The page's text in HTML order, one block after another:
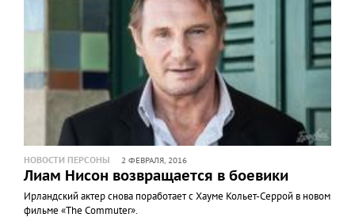
НОВОСТИ ПЕРСОНЫ 2 ФЕВРАЛЯ, 2016
Лиам Нисон возвращается в боевики
Ирландский актер снова поработает с Хауме Кольет-Серрой в новом
фильме «The Commuter».